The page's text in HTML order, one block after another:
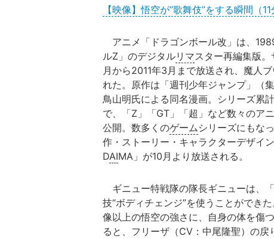
【映像】悟空が”歌舞伎”をする瞬間（
アニメ「ドラゴンボール改」は、
ルZ」のデジタルリマスター再編集版
月から2011年3月まで放送され、魔人
れた。原作は「週刊少年ジャンプ」（
鳥山明氏による同名漫画。シリーズ累
で、「Z」「GT」「超」など数々のア
公開。数多くのゲームシリーズにもな
作・ストーリー・キャラクターデザイ
DAIMA」が10月より放送される。
ギニュー特戦隊の隊長ギニューは、
技“ボディチェンジ”を使うことができ
像以上の悟空の強さに、自身の体を傷
ると、フリーザ（CV：中尾隆聖）の